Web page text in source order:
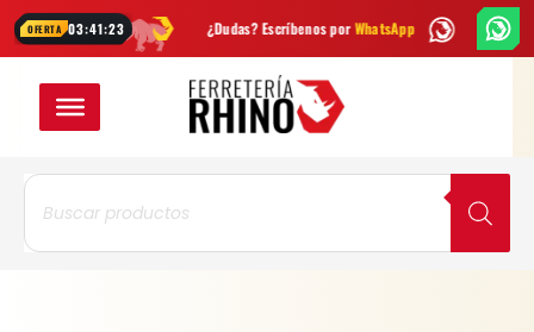
OFERTA 03:41:22
semana ¿Dudas? Escríbenos porWhatsApp Envío GRATISen
Búsqueda
productos